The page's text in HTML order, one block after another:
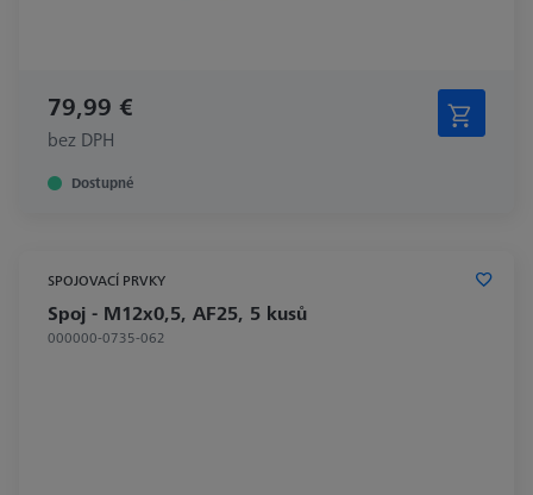
79,99 €
bez DPH
Dostupné
SPOJOVACÍ PRVKY
Spoj - M12x0,5, AF25, 5 kusů
000000-0735-062